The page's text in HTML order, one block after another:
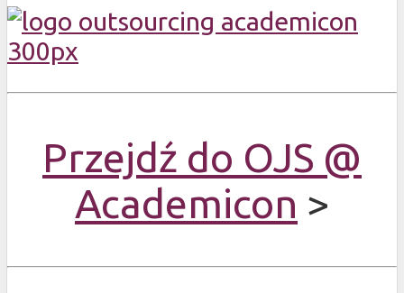
Przejdź do OJS @
Academicon >